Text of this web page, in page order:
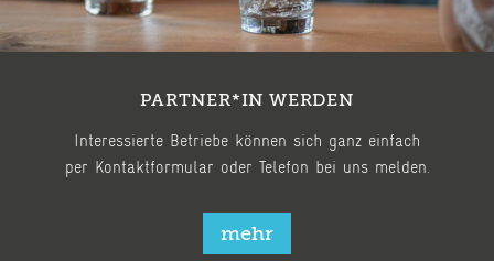
PARTNER*IN WERDEN
Interessierte Betriebe können sich ganz einfach
per Kontaktformular oder Telefon bei uns melden.
mehr